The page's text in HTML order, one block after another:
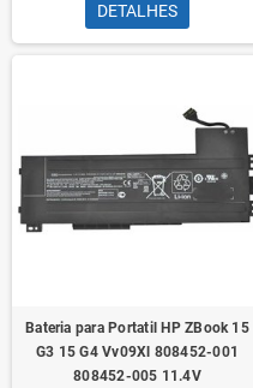
DETALHES
Bateria para Portatil HP ZBook 15
G3 15 G4 Vv09Xl 808452-001
808452-005 11.4V